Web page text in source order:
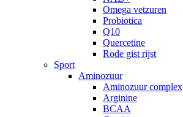
Omega vetzuren
Probiotica
Q10
Quercetine
Rode gist rijst
Sport
Aminozuur
Aminozuur complex
Arginine
BCAA